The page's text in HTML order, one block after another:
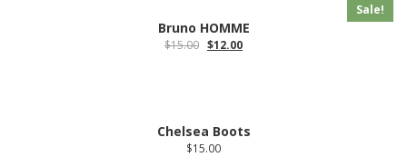
Sale!
Bruno HOMME
$15.00 $12.00
Chelsea Boots
$15.00